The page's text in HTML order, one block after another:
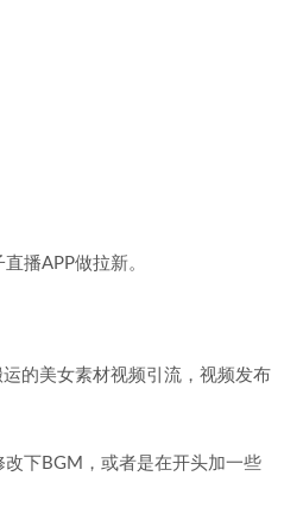
播APP做拉新。
的美女素材视频引流，视频发布
下BGM，或者是在开头加一些